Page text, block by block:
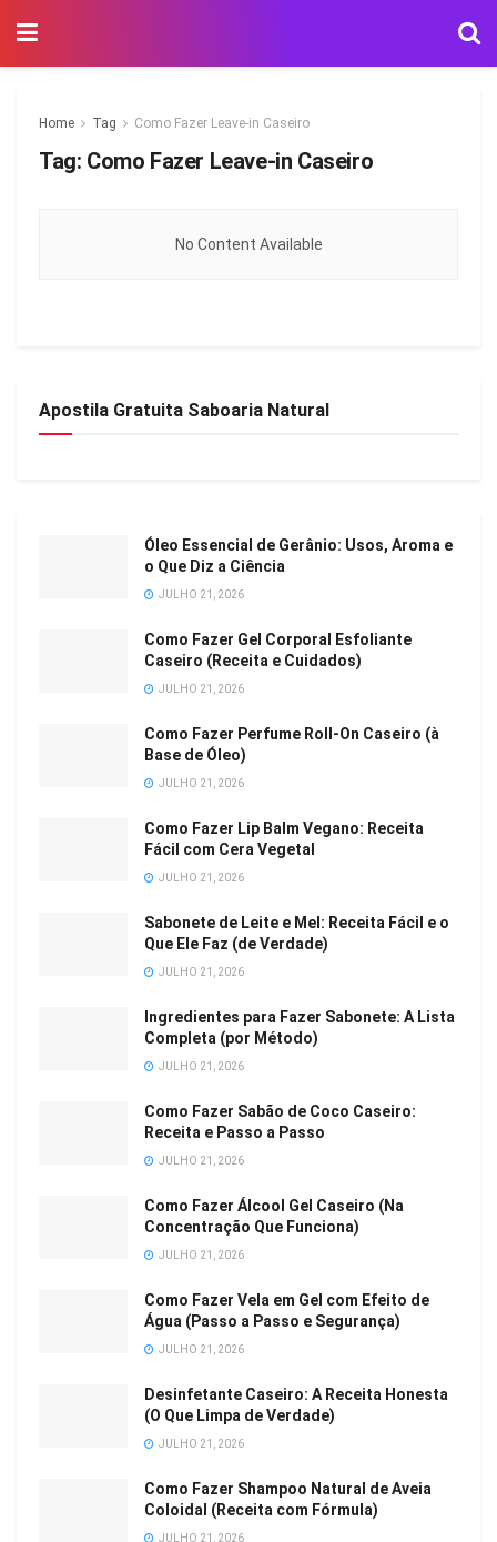
Home Tag Como Fazer Leave-in Caseiro
Tag: Como Fazer Leave-in Caseiro
No Content Available
Apostila Gratuita Saboaria Natural
Óleo Essencial de Gerânio: Usos, Aroma e
o Que Diz a Ciência
JULHO 21, 2026
Como Fazer Gel Corporal Esfoliante
Caseiro (Receita e Cuidados)
JULHO 21, 2026
Como Fazer Perfume Roll-On Caseiro (à
Base de Óleo)
JULHO 21, 2026
Como Fazer Lip Balm Vegano: Receita
Fácil com Cera Vegetal
JULHO 21, 2026
Sabonete de Leite e Mel: Receita Fácil e o
Que Ele Faz (de Verdade)
JULHO 21, 2026
Ingredientes para Fazer Sabonete: A Lista
Completa (por Método)
JULHO 21, 2026
Como Fazer Sabão de Coco Caseiro:
Receita e Passo a Passo
JULHO 21, 2026
Como Fazer Álcool Gel Caseiro (Na
Concentração Que Funciona)
JULHO 21, 2026
Como Fazer Vela em Gel com Efeito de
Água (Passo a Passo e Segurança)
JULHO 21, 2026
Desinfetante Caseiro: A Receita Honesta
(O Que Limpa de Verdade)
JULHO 21, 2026
Como Fazer Shampoo Natural de Aveia
Coloidal (Receita com Fórmula)
JULHO 21, 2026